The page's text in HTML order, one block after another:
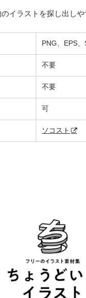
イラストを探し出しや
PNG、EPS、
不要
不要
可
ソコスト